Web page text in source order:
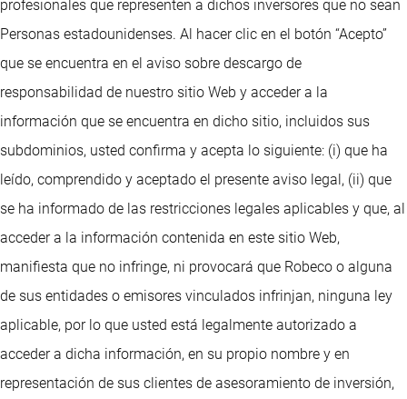
profesionales que representen a dichos inversores que no sean
Personas estadounidenses. Al hacer clic en el botón “Acepto”
que se encuentra en el aviso sobre descargo de
responsabilidad de nuestro sitio Web y acceder a la
información que se encuentra en dicho sitio, incluidos sus
subdominios, usted confirma y acepta lo siguiente: (i) que ha
leído, comprendido y aceptado el presente aviso legal, (ii) que
se ha informado de las restricciones legales aplicables y que, al
acceder a la información contenida en este sitio Web,
manifiesta que no infringe, ni provocará que Robeco o alguna
de sus entidades o emisores vinculados infrinjan, ninguna ley
aplicable, por lo que usted está legalmente autorizado a
acceder a dicha información, en su propio nombre y en
representación de sus clientes de asesoramiento de inversión,